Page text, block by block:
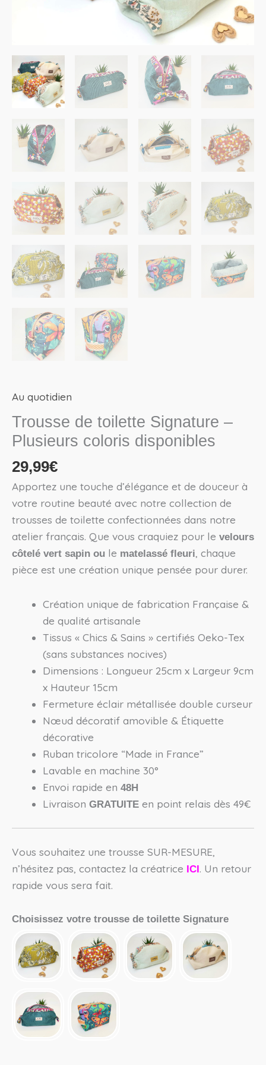
Au quotidien
Trousse de toilette Signature –
Plusieurs coloris disponibles
29,99€
Apportez une touche d’élégance et de douceur à
votre routine beauté avec notre collection de
trousses de toilette confectionnées dans notre
atelier français. Que vous craquiez pour le velours
côtelé vert sapin ou le matelassé fleuri , chaque
pièce est une création unique pensée pour durer.
Création unique de fabrication Française &
de qualité artisanale
Tissus « Chics & Sains » certifiés Oeko-Tex
(sans substances nocives)
Dimensions : Longueur 25cm x Largeur 9cm
x Hauteur 15cm
Fermeture éclair métallisée double curseur
Nœud décoratif amovible & Étiquette
décorative
Ruban tricolore “Made in France”
Lavable en machine 30°
Envoi rapide en 48H
Livraison GRATUITEen point relais dès 49€
Vous souhaitez une trousse SUR-MESURE,
n’hésitez pas, contactez la créatrice ICI. Un retour
rapide vous sera fait.
Choisissez votre trousse de toilette Signature